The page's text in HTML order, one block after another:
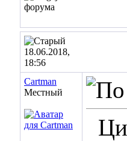
18.06.2018,
18:56
Cartman
Местный